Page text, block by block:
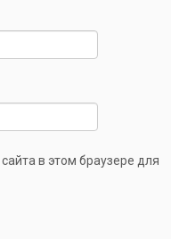
в этом браузере для